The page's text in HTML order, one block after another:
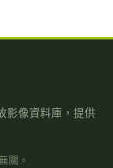
影像資料庫，提供
關。